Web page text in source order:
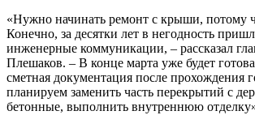
«Нужно начинать ремонт с крыши, потому
Конечно, за десятки лет в негодность
инженерные коммуникации, – рассказал
Плешаков. – В конце марта уже будет
сметная документация после прохождения
планируем заменить часть перекрытий с
бетонные, выполнить внутреннюю